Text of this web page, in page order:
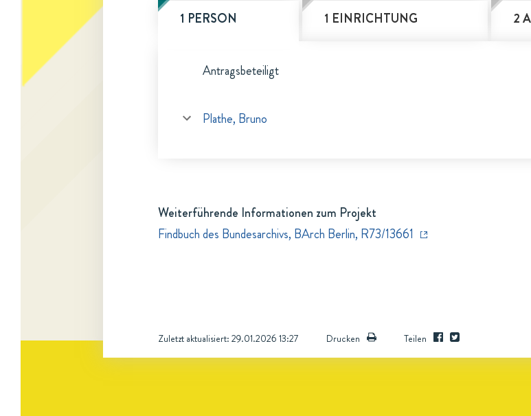
1 PERSON 1 EINRICHTUNG 2
Antragsbeteiligt
Plathe, Bruno
Weiterführende Informationen zum Projekt
Findbuch des Bundesarchivs, BArch Berlin, R73/13661
Zuletzt aktualisiert: 29.01.2026 13:27 Drucken Teilen